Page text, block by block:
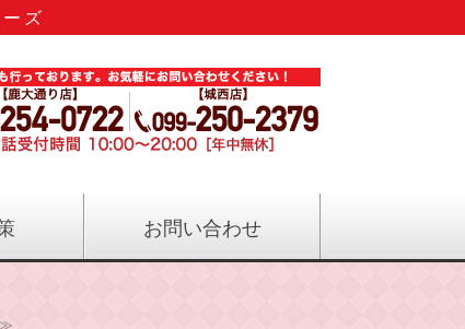
ズ
お問い合わせ